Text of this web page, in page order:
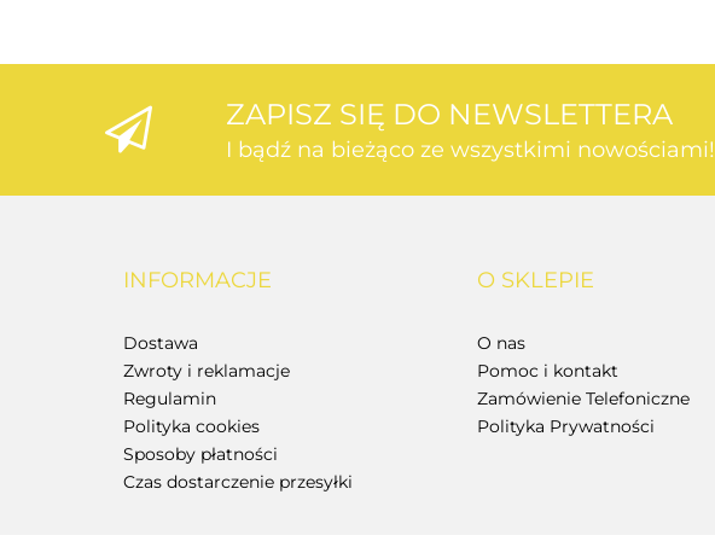
ZAPISZ SIĘ DO NEWSLETTERA
I bądź na bieżąco ze wszystkimi nowościami!
INFORMACJE
Dostawa
Zwroty i reklamacje
Regulamin
Polityka cookies
Sposoby płatności
Czas dostarczenie przesyłki
O SKLEPIE
O nas
Pomoc i kontakt
Zamówienie Telefoniczne
Polityka Prywatności